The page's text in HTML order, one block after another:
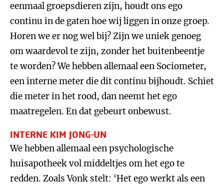
eenmaal groepsdieren zijn, houdt ons ego
continu in de gaten hoe wij liggen in onze groep.
Horen we er nog wel bij? Zijn we uniek genoeg
om waardevol te zijn, zonder het buitenbeentje
te worden? We hebben allemaal een Sociometer,
een interne meter die dit continu bijhoudt. Schiet
die meter in het rood, dan neemt het ego
maatregelen. En dat gebeurt onbewust.
INTERNE KIM JONG-UN
We hebben allemaal een psychologische
huisapotheek vol middeltjes om het ego te
redden. Zoals Vonk stelt: ‘Het ego werkt als een